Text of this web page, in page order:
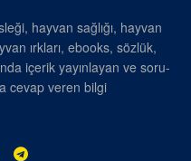
hayvan sağlığı, hayvan
ırkları, ebooks, sözlük,
içerik yayınlayan ve soru-
cevap veren bilgi